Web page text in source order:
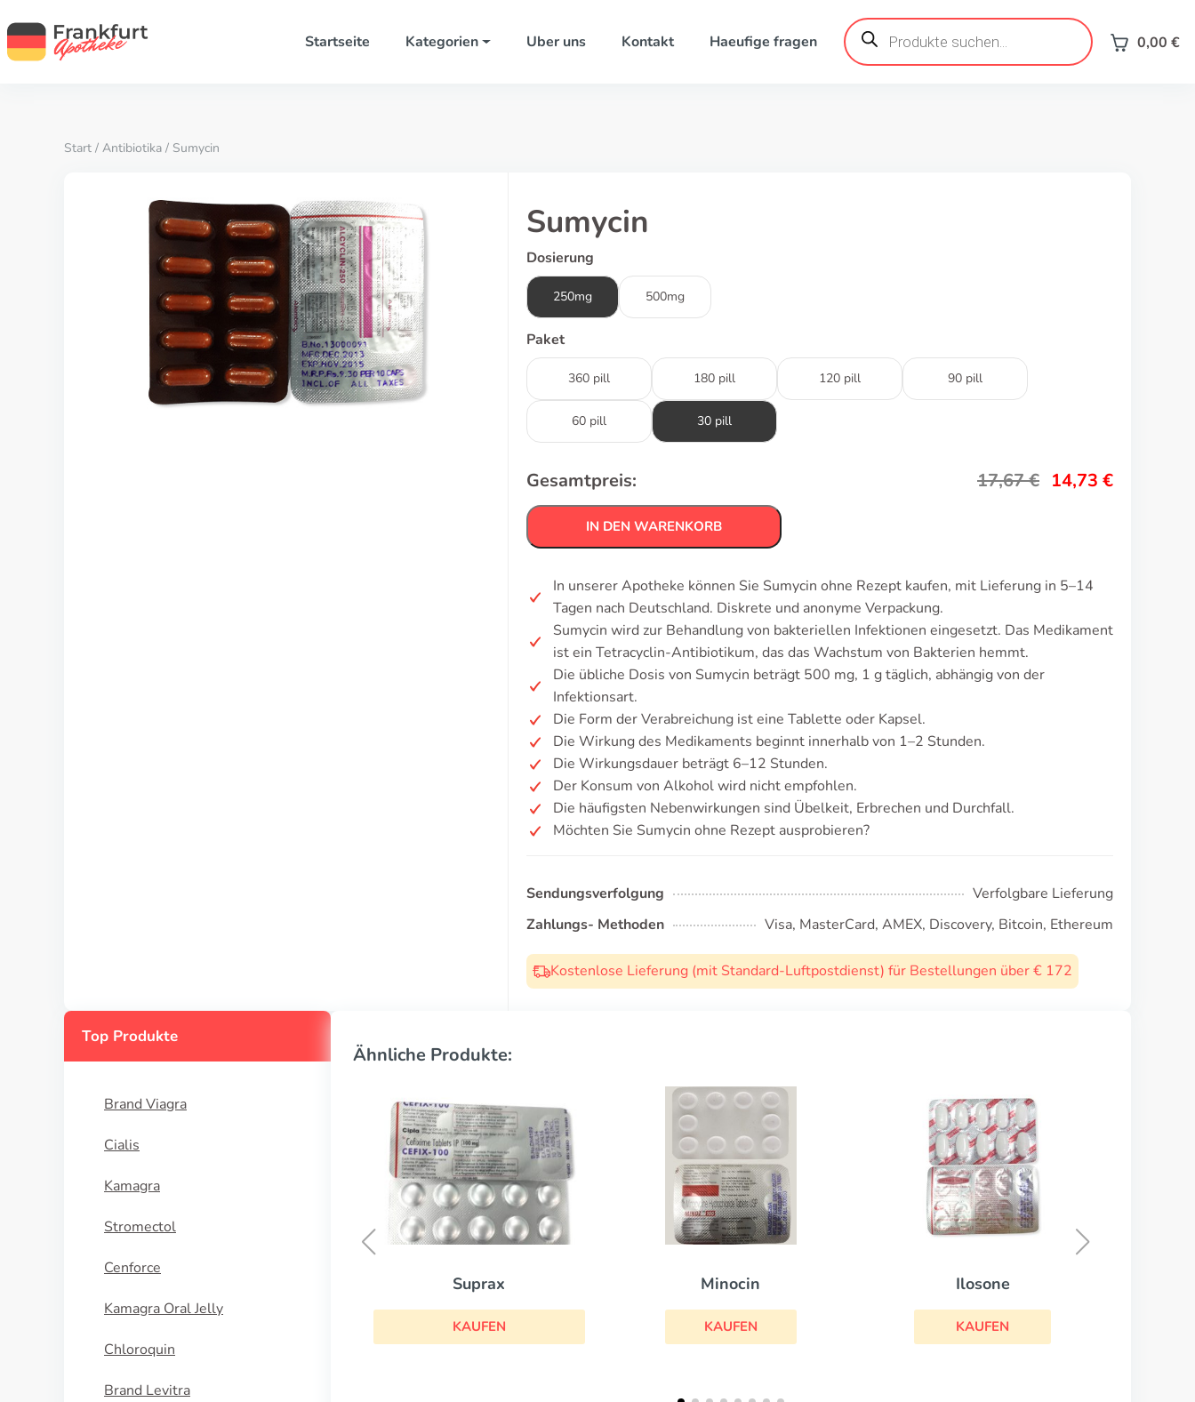
Startseite Kategorien Uber uns Kontakt Haeufige fragen
Products
search 0,00 €
Start / Antibiotika / Sumycin
Sumycin
Dosierung
250mg 500mg
Paket
360 pill 180 pill 120 pill 90 pill
60 pill 30 pill
Gesamtpreis: 17,67€ 14,73 €
IN DEN WARENKORB
In unserer Apotheke können Sie Sumycin ohne Rezept kaufen, mit Lieferung in 5–14
Tagen nach Deutschland. Diskrete und anonyme Verpackung.
Sumycin wird zur Behandlung von bakteriellen Infektionen eingesetzt. Das Medikament
ist ein Tetracyclin-Antibiotikum, das das Wachstum von Bakterien hemmt.
Die übliche Dosis von Sumycin beträgt 500 mg, 1 g täglich, abhängig von der
Infektionsart.
Die Form der Verabreichung ist eine Tablette oder Kapsel.
Die Wirkung des Medikaments beginnt innerhalb von 1–2 Stunden.
Die Wirkungsdauer beträgt 6–12 Stunden.
Der Konsum von Alkohol wird nicht empfohlen.
Die häufigsten Nebenwirkungen sind Übelkeit, Erbrechen und Durchfall.
Möchten Sie Sumycin ohne Rezept ausprobieren?
Sendungsverfolgung
Verfolgbare Lieferung
Zahlungs- Methoden
Visa, MasterCard, AMEX, Discovery, Bitcoin, Ethereum
Kostenlose Lieferung (mit Standard-Luftpostdienst) für Bestellungen über € 172
Top Produkte
Brand Viagra
Cialis
Kamagra
Stromectol
Cenforce
Kamagra Oral Jelly
Chloroquin
Brand Levitra
Ähnliche Produkte:
Minocin
KAUFEN
Ilosone
KAUFEN
Chloromycetin